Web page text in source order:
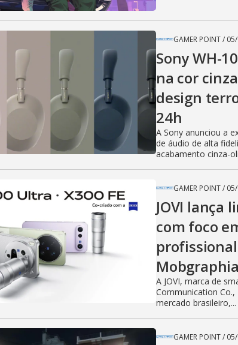
GAMER POINT/
Sony WH-
na cor
design
24h
A Sony anunciou a
de áudio de alta
acabamento cinza-
GAMER POINT/
JOVI lança
com foco
Mobgraphia
A JOVI, marca de
Communication
mercado brasileiro,...
GAMER POINT/